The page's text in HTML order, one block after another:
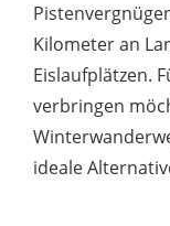
Kilometer an
Eislaufplätzen.
verbringen
ideale